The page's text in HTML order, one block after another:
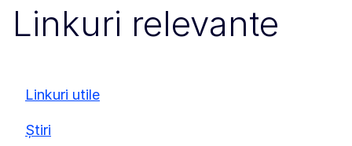
Linkuri relevante
Linkuri utile
Știri